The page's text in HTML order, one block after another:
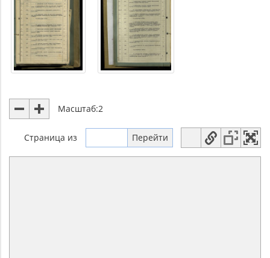
Масштаб:2
Страница из